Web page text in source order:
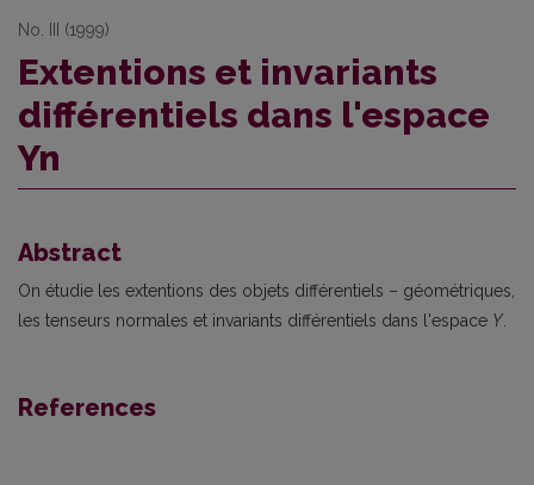
No. III (1999)
Extentions et invariants
différentiels dans l'espace
Yn
Abstract
On étudie les extentions des objets différentiels – géométriques,
les tenseurs normales et invariants différentiels dans l'espace Y
References